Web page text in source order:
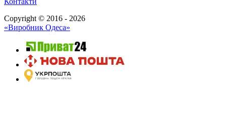
Copyright © 2016 - 2026
«Виробник Одеса»